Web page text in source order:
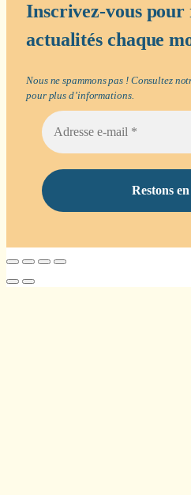
Inscrivez-vous pour
actualités chaque
Nous ne spammons pas ! Consultez
pour plus d’informations.